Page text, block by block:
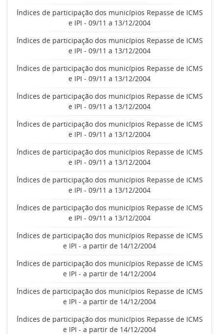
Índices de participação dos municípios Repasse de ICMS
e IPI - 09/11 a 13/12/2004
Índices de participação dos municípios Repasse de ICMS
e IPI - 09/11 a 13/12/2004
Índices de participação dos municípios Repasse de ICMS
e IPI - 09/11 a 13/12/2004
Índices de participação dos municípios Repasse de ICMS
e IPI - 09/11 a 13/12/2004
Índices de participação dos municípios Repasse de ICMS
e IPI - 09/11 a 13/12/2004
Índices de participação dos municípios Repasse de ICMS
e IPI - 09/11 a 13/12/2004
Índices de participação dos municípios Repasse de ICMS
e IPI - 09/11 a 13/12/2004
Índices de participação dos municípios Repasse de ICMS
e IPI - 09/11 a 13/12/2004
Índices de participação dos municípios Repasse de ICMS
e IPI - a partir de 14/12/2004
Índices de participação dos municípios Repasse de ICMS
e IPI - a partir de 14/12/2004
Índices de participação dos municípios Repasse de ICMS
e IPI - a partir de 14/12/2004
Índices de participação dos municípios Repasse de ICMS
e IPI - a partir de 14/12/2004